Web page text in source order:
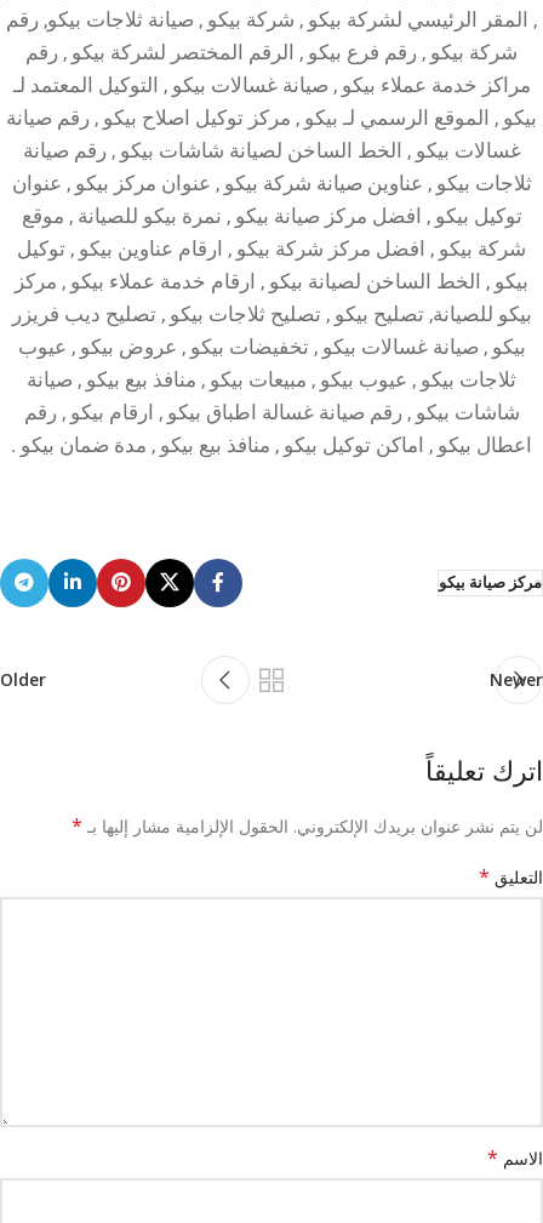
, المقر الرئيسي لشركة بيكو , شركة بيكو , صيانة ثلاجات بيكو, رقم
شركة بيكو , رقم فرع بيكو , الرقم المختصر لشركة بيكو , رقم
مراكز خدمة عملاء بيكو , صيانة غسالات بيكو , التوكيل المعتمد لـ
بيكو , الموقع الرسمي لـ بيكو , مركز توكيل اصلاح بيكو , رقم صيانة
غسالات بيكو , الخط الساخن لصيانة شاشات بيكو , رقم صيانة
ثلاجات بيكو , عناوين صيانة شركة بيكو , عنوان مركز بيكو , عنوان
توكيل بيكو , افضل مركز صيانة بيكو , نمرة بيكو للصيانة , موقع
شركة بيكو , افضل مركز شركة بيكو , ارقام عناوين بيكو , توكيل
بيكو , الخط الساخن لصيانة بيكو , ارقام خدمة عملاء بيكو , مركز
بيكو للصيانة, تصليح بيكو , تصليح ثلاجات بيكو , تصليح ديب فريزر
بيكو , صيانة غسالات بيكو , تخفيضات بيكو , عروض بيكو , عيوب
ثلاجات بيكو , عيوب بيكو , مبيعات بيكو , منافذ بيع بيكو , صيانة
شاشات بيكو , رقم صيانة غسالة اطباق بيكو , ارقام بيكو , رقم
اعطال بيكو , اماكن توكيل بيكو , منافذ بيع بيكو , مدة ضمان بيكو .
مركز صيانة بيكو
Newer
Older
اترك تعليقاً
لن يتم نشر عنوان بريدك الإلكتروني. الحقول الإلزامية مشار إليها بـ *
التعليق *
الاسم *